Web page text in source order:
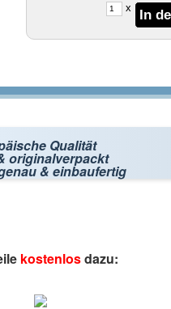
x
Qualität
originalverpackt
& einbaufertig
kostenlosdazu: